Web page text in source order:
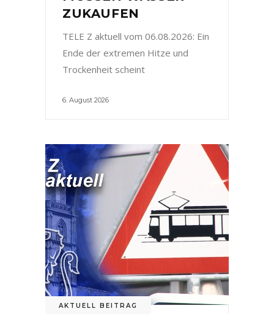
ZUKAUFEN
TELE Z aktuell vom 06.08.2026: Ein
Ende der extremen Hitze und
Trockenheit scheint
6. August 2026
AKTUELL BEITRAG